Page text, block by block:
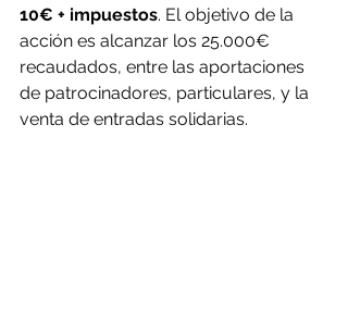
10€ + impuestos. El objetivo de la
acción es alcanzar los 25.000€
recaudados, entre las aportaciones
de patrocinadores, particulares, y la
venta de entradas solidarias.